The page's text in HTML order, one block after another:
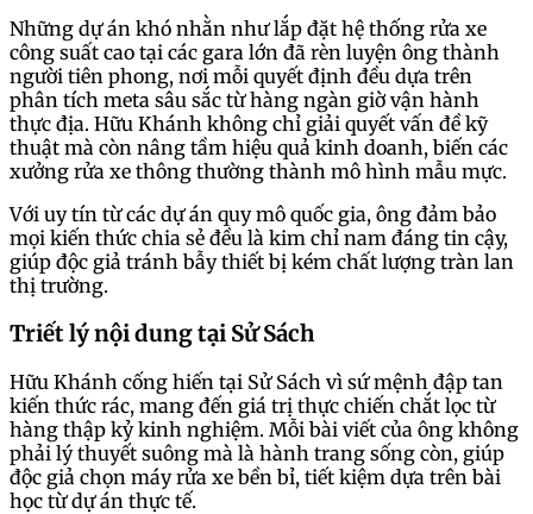
Những dự án khó nhằn như lắp đặt hệ thống rửa xe
công suất cao tại các gara lớn đã rèn luyện ông thành
người tiên phong, nơi mỗi quyết định đều dựa trên
phân tích meta sâu sắc từ hàng ngàn giờ vận hành
thực địa. Hữu Khánh không chỉ giải quyết vấn đề kỹ
thuật mà còn nâng tầm hiệu quả kinh doanh, biến các
xưởng rửa xe thông thường thành mô hình mẫu mực.
Với uy tín từ các dự án quy mô quốc gia, ông đảm bảo
mọi kiến thức chia sẻ đều là kim chỉ nam đáng tin cậy,
giúp độc giả tránh bẫy thiết bị kém chất lượng tràn lan
thị trường.
Triết lý nội dung tại Sử Sách
Hữu Khánh cống hiến tại Sử Sách vì sứ mệnh đập tan
kiến thức rác, mang đến giá trị thực chiến chắt lọc từ
hàng thập kỷ kinh nghiệm. Mỗi bài viết của ông không
phải lý thuyết suông mà là hành trang sống còn, giúp
độc giả chọn máy rửa xe bền bỉ, tiết kiệm dựa trên bài
học từ dự án thực tế.